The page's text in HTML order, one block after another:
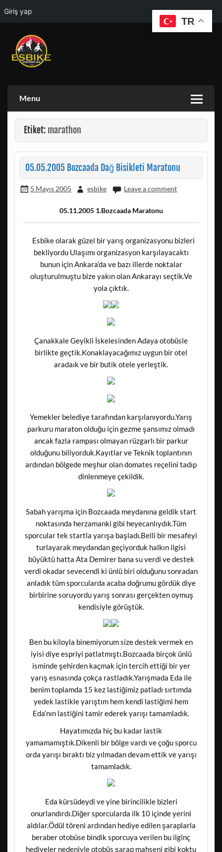
Giriş yap
Skip
content
Menu
Etiket: marathon
05.05.2005 Bozcaada Dağ Bisikleti Maratonu
5 Mayıs 2005 esbike Leave a comment
05.11.2005 1.Bozcaada Maratonu
Esbike olarak güzel bir yarış organizasyonu bizleri
bekliyordu Ulaşımı organizasyon karşılayacaktı
bunun için Ankara’da ve bazı illerde noktalar
oluşturulmuştu bize yakın olan Ankarayı seçtik.Ve
yola çıktık.
Çanakkale Geyikli İskelesinden Adaya otobüsle
birlikte geçtik.Konaklayacağımız uygun bir otel
aradaık ve bir butik otele yerleştik.
Yemekler belediye tarafından karşılanıyordu.Yarış
parkuru maraton olduğu için gezme şansımız olmadı
ancak fazla rampası olmayan rüzgarlı bir parkur
olduğunu biliyorduk.Kayıtlar ve Teknik toplantının
ardından bölgede meşhur olan domates reçelini tadıp
dinlenmeye çekildik.
Sabah yarışma için Bozcaada meydanına geldik start
noktasında herzamanki gibi heyecanlıydık.Tüm
sporcular tek startla yarışa başladı.Belli bir mesafeyi
turlayarak meydandan geçiyorduk halkın ilgisi
büyüktü hatta Ata Demirer bana su verdi ve destek
verdi okadar sevecendi ki ünlü biri olduğunu sonradan
anladık tüm sporcularda acaba doğrumu gördük diye
birbirine soruyordu yarış sonrası gerçekten oymuş
kendisiyle görüştük.
Ben bu kiloyla binemiyorum size destek vermek en
iyisi diye espriyi patlatmıştı.Bozcaada birçok ünlü
isminde şehirden kaçmak için tercih ettiği bir yer
yarış esnasında çokça rastladık.Yarışmada Eda ile
benim toplamda 15 kez lastiğimiz patladı sırtımda
yedek lastikle yarıştım hem kendi lastiğimi hem
Eda’nın lastiğini tamir ederek yarışı tamamladık.
Hayatımızda hiç bu kadar lastik
yamamamıştık.Dikenli bir bölge vardı ve çoğu sporcu
orda yarışı bıraktı biz yılmadan devam ettik ve yarışı
tamamladık.
Eda kürsüdeydi ve yine birincilikle bizleri
onurlandırdı.Diğer sporcularda ilk 10 içinde yerini
aldılar.Ödül töreni ardından hediye edilen şaraplarla
beraber otobüse bindik sporcuya verilen bu ilginç
hediyeler nedeniyle otobüs şarap mahseni gibi koktu
TR